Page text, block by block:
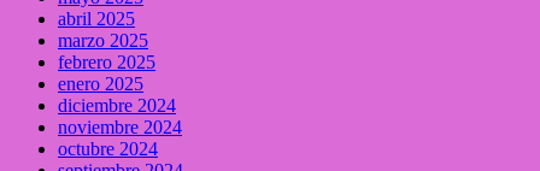
abril 2025
marzo 2025
febrero 2025
enero 2025
diciembre 2024
noviembre 2024
octubre 2024